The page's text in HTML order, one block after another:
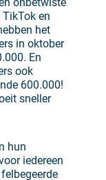
en
het
in oktober
En
ook
600.000!
sneller
hun
iedereen